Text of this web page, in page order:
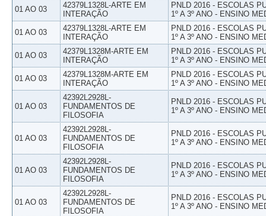
01 AO 03
42379L1328L-ARTE EM
INTERAÇÃO
PNLD 2016 - ESCOLAS
1º A 3º ANO - ENSINO
01 AO 03
42379L1328L-ARTE EM
INTERAÇÃO
PNLD 2016 - ESCOLAS
1º A 3º ANO - ENSINO
01 AO 03
42379L1328M-ARTE EM
INTERAÇÃO
PNLD 2016 - ESCOLAS
1º A 3º ANO - ENSINO
01 AO 03
42379L1328M-ARTE EM
INTERAÇÃO
PNLD 2016 - ESCOLAS
1º A 3º ANO - ENSINO
01 AO 03
42392L2928L-
FUNDAMENTOS DE
FILOSOFIA
PNLD 2016 - ESCOLAS
1º A 3º ANO - ENSINO
01 AO 03
42392L2928L-
FUNDAMENTOS DE
FILOSOFIA
PNLD 2016 - ESCOLAS
1º A 3º ANO - ENSINO
01 AO 03
42392L2928L-
FUNDAMENTOS DE
FILOSOFIA
PNLD 2016 - ESCOLAS
1º A 3º ANO - ENSINO
01 AO 03
42392L2928L-
FUNDAMENTOS DE
FILOSOFIA
PNLD 2016 - ESCOLAS
1º A 3º ANO - ENSINO